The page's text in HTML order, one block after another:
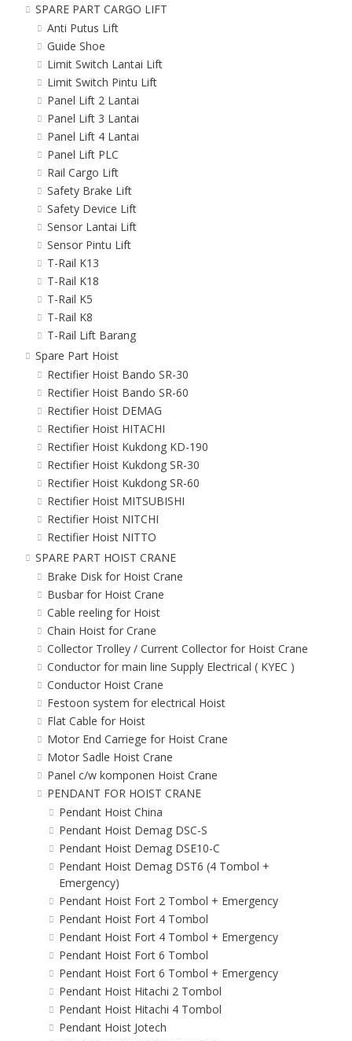
SPARE PART CARGO LIFT
Anti Putus Lift
Guide Shoe
Limit Switch Lantai Lift
Limit Switch Pintu Lift
Panel Lift 2 Lantai
Panel Lift 3 Lantai
Panel Lift 4 Lantai
Panel Lift PLC
Rail Cargo Lift
Safety Brake Lift
Safety Device Lift
Sensor Lantai Lift
Sensor Pintu Lift
T-Rail K13
T-Rail K18
T-Rail K5
T-Rail K8
T-Rail Lift Barang
Spare Part Hoist
Rectifier Hoist Bando SR-30
Rectifier Hoist Bando SR-60
Rectifier Hoist DEMAG
Rectifier Hoist HITACHI
Rectifier Hoist Kukdong KD-190
Rectifier Hoist Kukdong SR-30
Rectifier Hoist Kukdong SR-60
Rectifier Hoist MITSUBISHI
Rectifier Hoist NITCHI
Rectifier Hoist NITTO
SPARE PART HOIST CRANE
Brake Disk for Hoist Crane
Busbar for Hoist Crane
Cable reeling for Hoist
Chain Hoist for Crane
Collector Trolley / Current Collector for Hoist Crane
Conductor for main line Supply Electrical ( KYEC )
Conductor Hoist Crane
Festoon system for electrical Hoist
Flat Cable for Hoist
Motor End Carriege for Hoist Crane
Motor Sadle Hoist Crane
Panel c/w komponen Hoist Crane
PENDANT FOR HOIST CRANE
Pendant Hoist China
Pendant Hoist Demag DSC-S
Pendant Hoist Demag DSE10-C
Pendant Hoist Demag DST6 (4 Tombol +
Emergency)
Pendant Hoist Fort 2 Tombol + Emergency
Pendant Hoist Fort 4 Tombol
Pendant Hoist Fort 4 Tombol + Emergency
Pendant Hoist Fort 6 Tombol
Pendant Hoist Fort 6 Tombol + Emergency
Pendant Hoist Hitachi 2 Tombol
Pendant Hoist Hitachi 4 Tombol
Pendant Hoist Jotech